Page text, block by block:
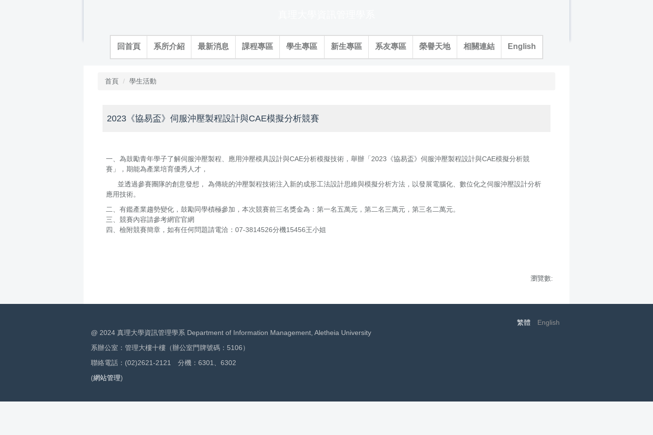
回首頁 系所介紹 最新消息 課程專區 學生專區 新生專區 系友專區 榮譽天地 相關連結 English
首頁 學生活動
2023《協易盃》伺服沖壓製程設計與CAE模擬分析競賽
一、為鼓勵青年學子了解伺服沖壓製程、應用沖壓模具設計與CAE分析模擬技術，舉辦「2023《協易盃》伺服沖壓製程設計與CAE模擬分析競
賽」，期能為產業培育優秀人才，
並透過參賽團隊的創意發想， 為傳統的沖壓製程技術注入新的成形工法設計思維與模擬分析方法，以發展電腦化、數位化之伺服沖壓設計分析
應用技術。
二、有鑑產業趨勢變化，鼓勵同學樍極參加，本次競賽前三名獎金為：第一名五萬元，第二名三萬元，第三名二萬元。
三、競賽內容請參考網官官網
四、檢附競賽簡章，如有任何問題請電洽：07-3814526分機15456王小姐
瀏覽數:
繁體
English
@ 2024 真理大學資訊管理學系 Department of Information Management, Aletheia University
系辦公室：管理大樓十樓（辦公室門牌號碼：5106）
聯絡電話：(02)2621-2121 分機：6301、6302
(網站管理)